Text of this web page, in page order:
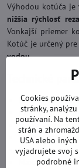
Výhodou kotúča je
nižšia rýchlosť
Vonkajší priemer
Kotúč je určený
vodou.
Technické
Priemer kotúča:
Priemer stred.
Výška
Hrúbka
Chladenie vodou
Max. otáčky:
Cookies
stránky,
používaní. Na
strán a
USA alebo
vyjadrujete svoj
podrobné